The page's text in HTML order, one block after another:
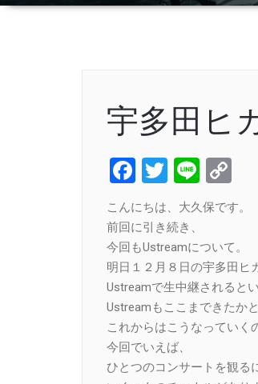
宇多田ヒ
Facebook
Twitter
Line
こんにちは、大久保です。
前回に引き続き、
今回もUstreamについて。
明日１２月８日の宇多田ヒ
Ustreamで生中継されると
Ustreamもここまできたか
これからはこうなっていく
今回でいえば、
ひとつのコンサートを観る